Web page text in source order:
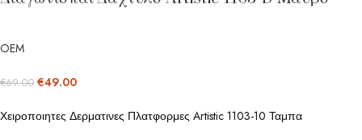
OEM
€69.00 €49.00
Χειροποιητες Δερματινες Πλατφορμες Artistic 1103-10 Ταμπα